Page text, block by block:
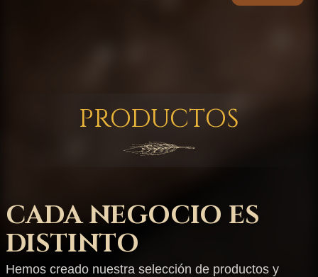
PRODUCTOS
CADA NEGOCIO ES
DISTINTO
Hemos creado nuestra selección de productos y